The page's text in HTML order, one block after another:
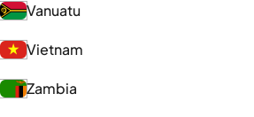
Vanuatu
Vietnam
Zambia